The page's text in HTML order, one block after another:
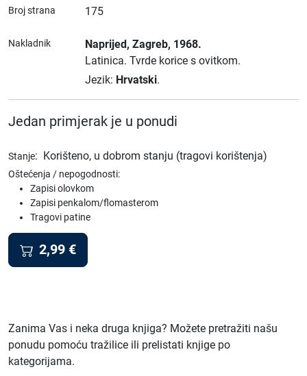
Broj strana 175
Nakladnik Naprijed, Zagreb, 1968.
Latinica. Tvrde korice s ovitkom.
Jezik: Hrvatski.
Jedan primjerak je u ponudi
Stanje: Korišteno, u dobrom stanju (tragovi korištenja)
Oštećenja / nepogodnosti:
Zapisi olovkom
Zapisi penkalom/flomasterom
Tragovi patine
2,99 €
Zanima Vas i neka druga knjiga? Možete pretražiti našu
ponudu pomoću tražilice ili prelistati knjige po
kategorijama.